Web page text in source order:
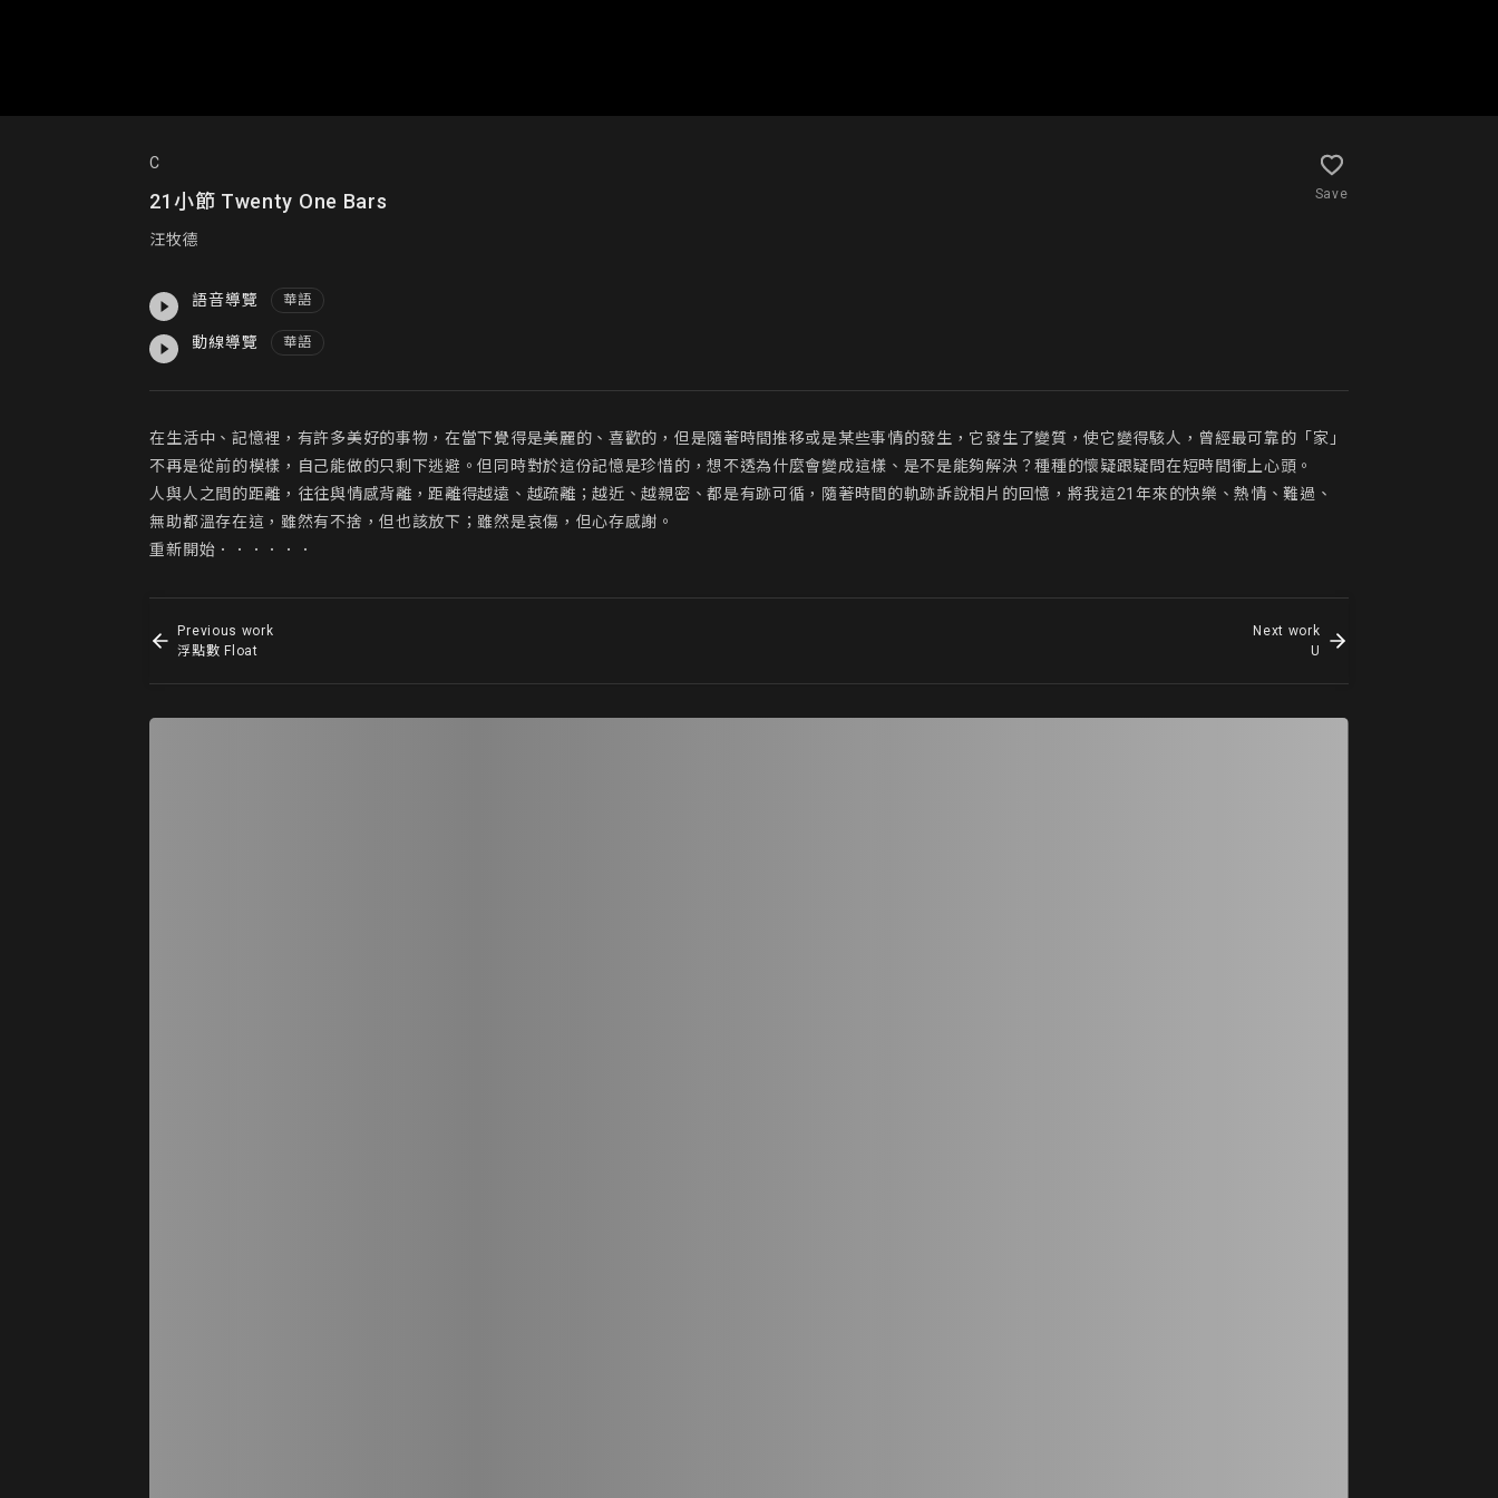
C
21小節 Twenty One Bars
汪牧德
Save
語音導覽 華語
動線導覽 華語
在生活中、記憶裡，有許多美好的事物，在當下覺得是美麗的、喜歡的，但是隨著時間推移或是某些事情的發生，它發生了變質，使它變得駭人，曾經最可靠的「家」
不再是從前的模樣，自己能做的只剩下逃避。但同時對於這份記憶是珍惜的，想不透為什麼會變成這樣、是不是能夠解決？種種的懷疑跟疑問在短時間衝上心頭。
人與人之間的距離，往往與情感背離，距離得越遠、越疏離；越近、越親密、都是有跡可循，隨著時間的軌跡訴說相片的回憶，將我這21年來的快樂、熱情、難過、
無助都溫存在這，雖然有不捨，但也該放下；雖然是哀傷，但心存感謝。
重新開始．．．．．．
Previous work
浮點數 Float
Next work
U